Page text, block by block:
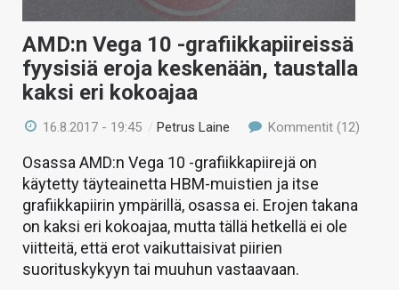
AMD:n Vega 10 -grafiikkapiireissä
fyysisiä eroja keskenään, taustalla
kaksi eri kokoajaa
16.8.2017 - 19:45 /Petrus Laine Kommentit (12)
Osassa AMD:n Vega 10 -grafiikkapiirejä on
käytetty täyteainetta HBM-muistien ja itse
grafiikkapiirin ympärillä, osassa ei. Erojen takana
on kaksi eri kokoajaa, mutta tällä hetkellä ei ole
viitteitä, että erot vaikuttaisivat piirien
suorituskykyyn tai muuhun vastaavaan.